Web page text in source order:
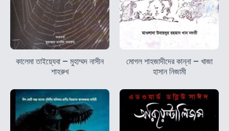
কালেমা তাইয়্যেবা – মুহাম্মদ নাসীন
শাহরুখ
মোগল শাহজাদীদের কান্না – খাজা
হাসান নিজামী